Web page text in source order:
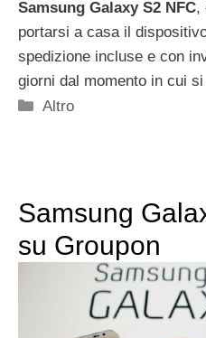
Samsung Galaxy S2 NFC,
portarsi a casa il
spedizione incluse e con
giorni dal momento in cui si
Categorie
Altro
Samsung
su Groupon